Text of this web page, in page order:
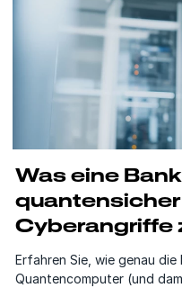
Was eine
Cyberangriffe
Erfahren Sie, wie genau
Quantencomputer (und